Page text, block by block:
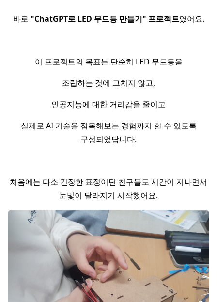
바로 "ChatGPT로 LED 무드등 만들기" 프로젝트였어요.
이 프로젝트의 목표는 단순히 LED 무드등을
조립하는 것에 그치지 않고,
인공지능에 대한 거리감을 줄이고
실제로 AI 기술을 접목해보는 경험까지 할 수 있도록
구성되었답니다.
처음에는 다소 긴장한 표정이던 친구들도 시간이 지나면서
눈빛이 달라지기 시작했어요.